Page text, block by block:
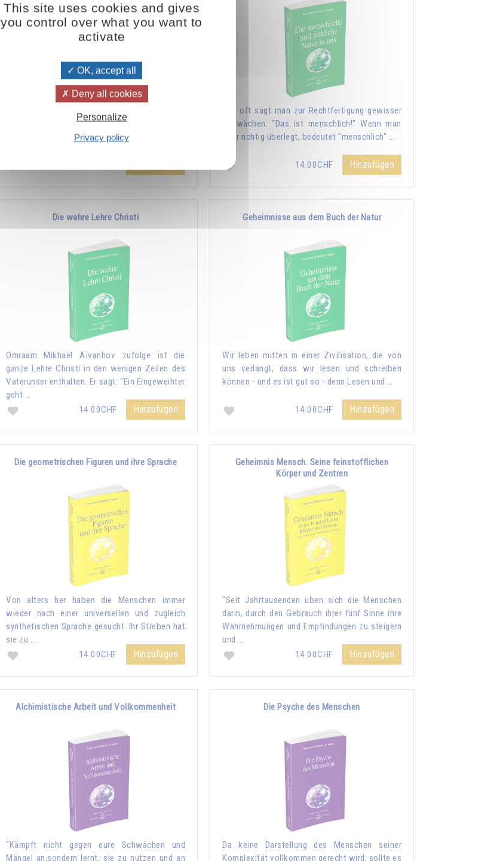
Der Überlieferung zufolge ist das Licht die
lebende Substanz, mit der Gott die Welt
erschaffen hat. Seit einigen Jahren hat es
Wie oft sagt man zur Rechtfertigung gewisser
Schwächen: "Das ist menschlich!" Wenn man
aber richtig überlegt, bedeutet "menschlich" …
14.00CHF Hinzufügen
Die wahre Lehre Christi
Omraam Mikhaël Aïvanhov zufolge ist die
ganze Lehre Christi in den wenigen Zeilen des
Vaterunser enthalten. Er sagt: "Ein Eingeweihter
geht …
14.00CHF
Hinzufügen
Geheimnisse aus dem Buch der Natur
Wir leben mitten in einer Zivilisation, die von
uns verlangt, dass wir lesen und schreiben
können - und es ist gut so - denn Lesen und …
14.00CHF Hinzufügen
Die geometrischen Figuren und ihre Sprache
Von alters her haben die Menschen immer
wieder nach einer universellen und zugleich
synthetischen Sprache gesucht. Ihr Streben hat
sie zu …
14.00CHF
Hinzufügen
Geheimnis Mensch. Seine feinstofflichen
Körper und Zentren
"Seit Jahrtausenden üben sich die Menschen
darin, durch den Gebrauch ihrer fünf Sinne ihre
Wahrnehmungen und Empfindungen zu steigern
und …
14.00CHF
Hinzufügen
Alchimistische Arbeit und Vollkommenheit
"Kämpft nicht gegen eure Schwächen und
Mängel an,sondern lernt, sie zu nutzen und an
Die Psyche des Menschen
Da keine Darstellung des Menschen seiner
Komplexität vollkommen gerecht wird, sollte es
This site uses cookies and gives
you control over what you want to
activate
OK, accept all
Deny all cookies
Personalize
Privacy policy